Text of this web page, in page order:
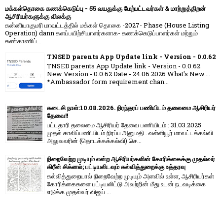
மக்கள்தொகை கணக்கெடுப்பு - 55 வயதுக்கு மேற்பட்டவர்கள் & மாற்றுத்திறன்
ஆசிரியர்களுக்கு விலக்கு
கன்னியாகுமரி மாவட்டத்தில் மக்கள் தொகை -2027- Phase (House Listing
Operation) dann களப்பயிற்சியாளர்களாக- கணக்கெடுப்பாளர்கள் மற்றும்
கண்காணிப்...
TNSED parents App Update link - Version - 0.0.62
TNSED parents App Update link - Version - 0.0.62
New Version - 0.0.62 Date - 24.06.2026 What's New....
*Ambassador form requirement chan...
கடைசி நாள்:10.08.2026. நிரந்தரப் பணியிடம் தலைமை ஆசிரியர்
தேவை!!
பட்டதாரி தலைமை ஆசிரியர் தேவை பணியிடம் : 31.03.2025
முதல் காலிப்பணியிடம் நிரப்ப அனுமதி : வள்ளியூர் மாவட்டக்கல்வி
அலுவலரின் (தொடக்கக்கல்வி) செ...
நிறைவேற்ற முடியும் என்ற ஆசிரியர்களின் கோரிக்கைக்கு முதல்வர்
கிரீன் சிக்னல்; பட்டியலிடவும் கல்வித்துறைக்கு உத்தரவு
கல்வித்துறையால் நிறைவேற்ற முடியும் அளவில் உள்ள, ஆசிரியர்கள்
கோரிக்கைகளை பட்டியலிட்டு அவற்றின் மீது உடன் நடவடிக்கை
எடுக்க முதல்வர் விஜய் ...